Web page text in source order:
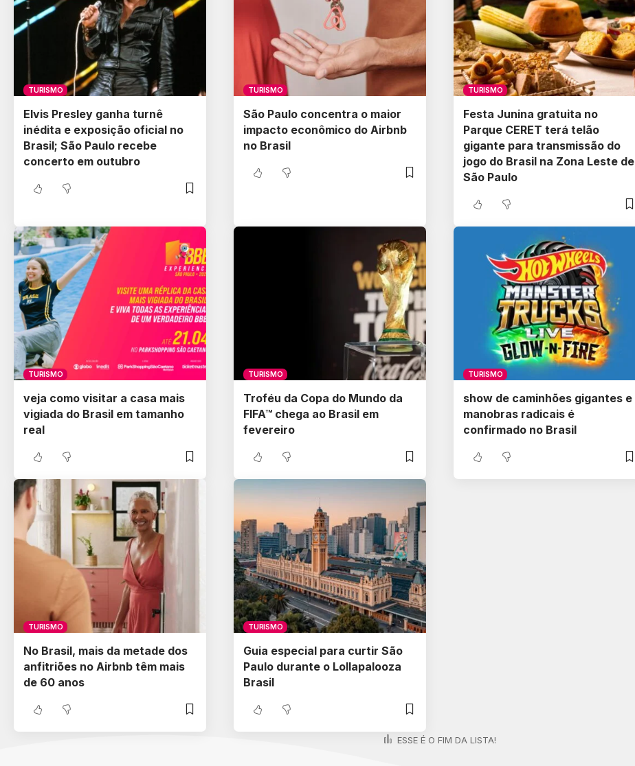
TURISMO
Elvis Presley ganha turnê
inédita e exposição oficial no
Brasil; São Paulo recebe
concerto em outubro
TURISMO
São Paulo concentra o maior
impacto econômico do Airbnb
no Brasil
TURISMO
Festa Junina gratuita no
Parque CERET terá telão
gigante para transmissão do
jogo do Brasil na Zona Leste de
São Paulo
TURISMO
veja como visitar a casa mais
vigiada do Brasil em tamanho
real
TURISMO
Troféu da Copa do Mundo da
FIFA™ chega ao Brasil em
fevereiro
TURISMO
show de caminhões gigantes e
manobras radicais é
confirmado no Brasil
TURISMO
No Brasil, mais da metade dos
anfitriões no Airbnb têm mais
de 60 anos
TURISMO
Guia especial para curtir São
Paulo durante o Lollapalooza
Brasil
ESSE É O FIM DA LISTA!